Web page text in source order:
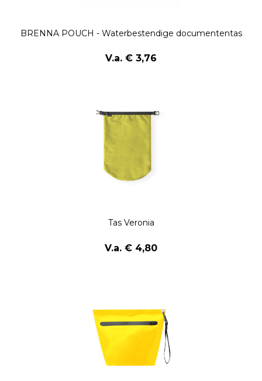
BRENNA POUCH - Waterbestendige documententas
V.a. € 3,76
Tas Veronia
V.a. € 4,80